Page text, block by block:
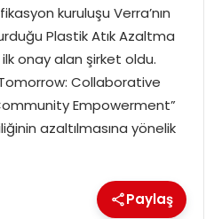
kuruluşu Verra’nın
Plastik Atık Azaltma
onay alan şirket oldu.
Collaborative
Empowerment”
azaltılmasına yönelik
Paylaş